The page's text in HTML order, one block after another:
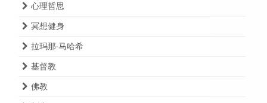
心理哲思
冥想健身
拉玛那·马哈希
基督教
佛教